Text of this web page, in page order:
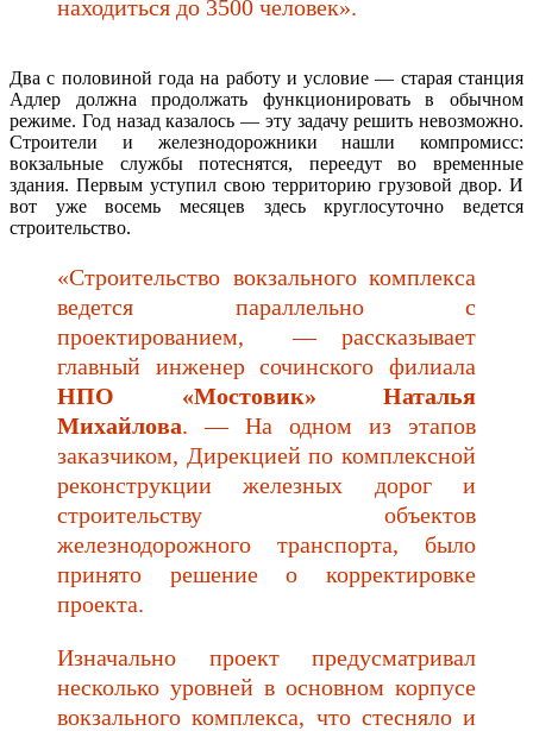
находиться до 3500 человек».
Два с половиной года на работу и условие — старая станция
Адлер должна продолжать функционировать в обычном
режиме. Год назад казалось — эту задачу решить невозможно.
Строители и железнодорожники нашли компромисс:
вокзальные службы потеснятся, переедут во временные
здания. Первым уступил свою территорию грузовой двор. И
вот уже восемь месяцев здесь круглосуточно ведется
строительство.
«Строительство вокзального комплекса
ведется параллельно с
проектированием, — рассказывает
главный инженер сочинского филиала
НПО «Мостовик» Наталья
Михайлова. — На одном из этапов
заказчиком, Дирекцией по комплексной
реконструкции железных дорог и
строительству объектов
железнодорожного транспорта, было
принято решение о корректировке
проекта.
Изначально проект предусматривал
несколько уровней в основном корпусе
вокзального комплекса, что стесняло и